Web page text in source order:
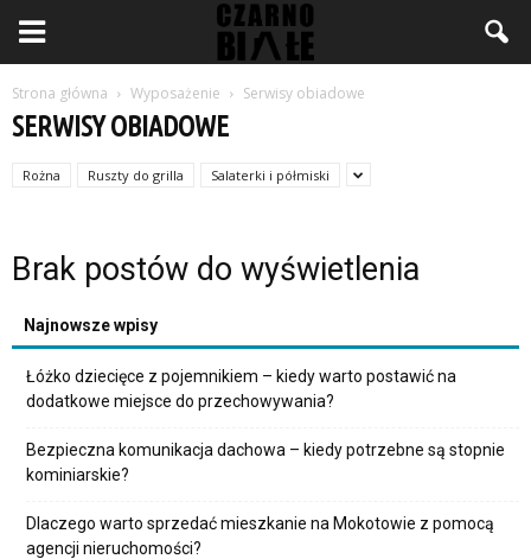
Strona główna Wyposażenie Serwisy obiadowe
SERWISY OBIADOWE
Rożna Ruszty do grilla Salaterki i półmiski
Brak postów do wyświetlenia
Najnowsze wpisy
Łóżko dziecięce z pojemnikiem – kiedy warto postawić na
dodatkowe miejsce do przechowywania?
Bezpieczna komunikacja dachowa – kiedy potrzebne są stopnie
kominiarskie?
Dlaczego warto sprzedać mieszkanie na Mokotowie z pomocą
agencji nieruchomości?